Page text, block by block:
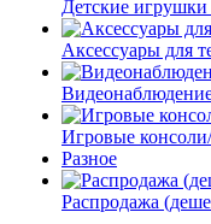
Детские
Аксессуары для
Игровые
Разное
Распродажа